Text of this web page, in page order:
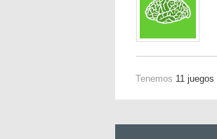
Tenemos 11 juegos